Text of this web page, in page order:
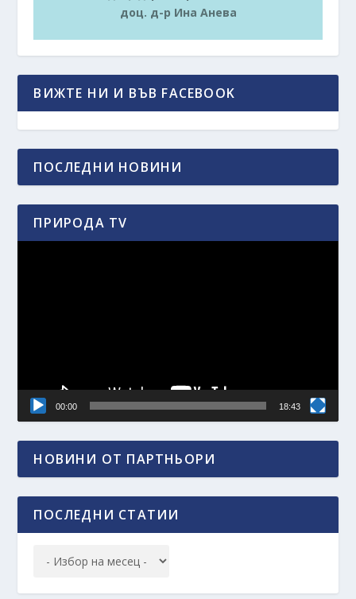
доц. д-р Ина Анева
ВИЖТЕ НИ И ВЪВ FACEBOOK
ПОСЛЕДНИ НОВИНИ
ПРИРОДА TV
00:00 18:43
НОВИНИ ОТ ПАРТНЬОРИ
ПОСЛЕДНИ СТАТИИ